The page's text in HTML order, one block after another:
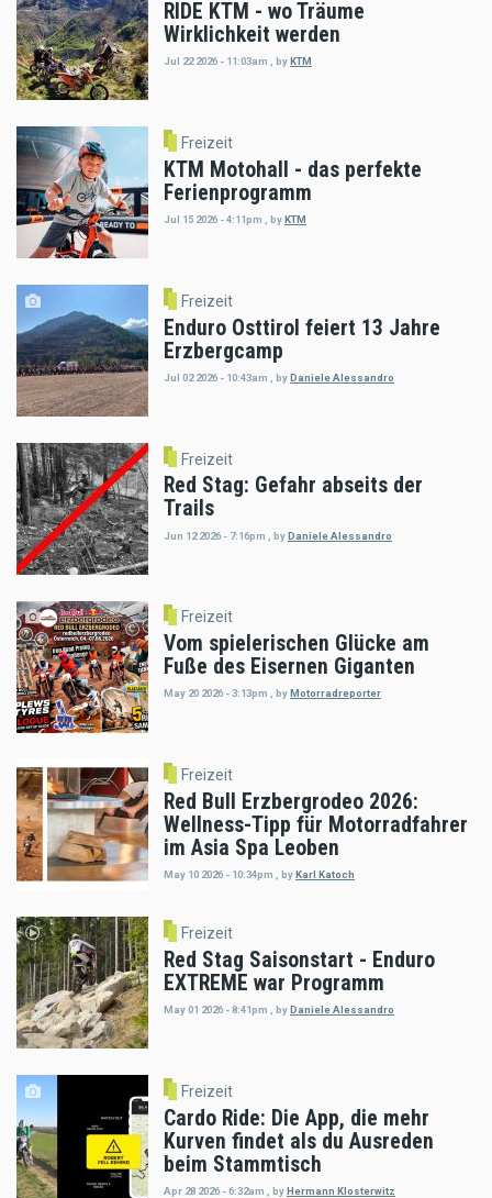
RIDE KTM - wo Träume
Wirklichkeit werden
Jul 22 2026 - 11:03am , by KTM
Freizeit
KTM Motohall - das perfekte
Ferienprogramm
Jul 15 2026 - 4:11pm byKTM
Freizeit
Enduro Osttirol feiert 13 Jahre
Erzbergcamp
Jul 02 2026 - 10:43am byDaniele Alessandro
Freizeit
Red Stag: Gefahr abseits der
Trails
Jun 12 2026 - 7:16pm byDaniele Alessandro
Freizeit
Vom spielerischen Glücke am
Fuße des Eisernen Giganten
May 20 2026 - 3:13pm , by Motorradreporter
Freizeit
Red Bull Erzbergrodeo 2026:
Wellness-Tipp für Motorradfahrer
im Asia Spa Leoben
May 10 2026 - 10:34pm , byKarl Katoch
Freizeit
Red Stag Saisonstart - Enduro
EXTREME war Programm
May 01 2026 - 8:41pm byDaniele Alessandro
Freizeit
Cardo Ride: Die App, die mehr
Kurven findet als du Ausreden
beim Stammtisch
Apr 28 2026 - 6:32am byHermann Klosterwitz